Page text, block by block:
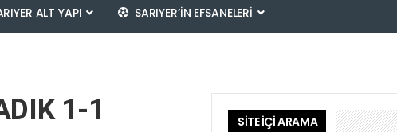
ALT YAPI SARIYER’IN EFSANELERI
1-1 SİTE İÇİ ARAMA